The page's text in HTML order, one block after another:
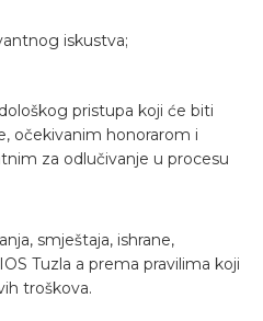
iskustva;
pristupa koji će biti
očekivanim honorarom i
za odlučivanje u procesu
smještaja, ishrane,
Tuzla a prema pravilima koji
troškova.